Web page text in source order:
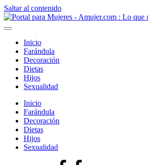
Saltar al contenido
Inicio
Farándula
Decoración
Dietas
Hijos
Sexualidad
Inicio
Farándula
Decoración
Dietas
Hijos
Sexualidad